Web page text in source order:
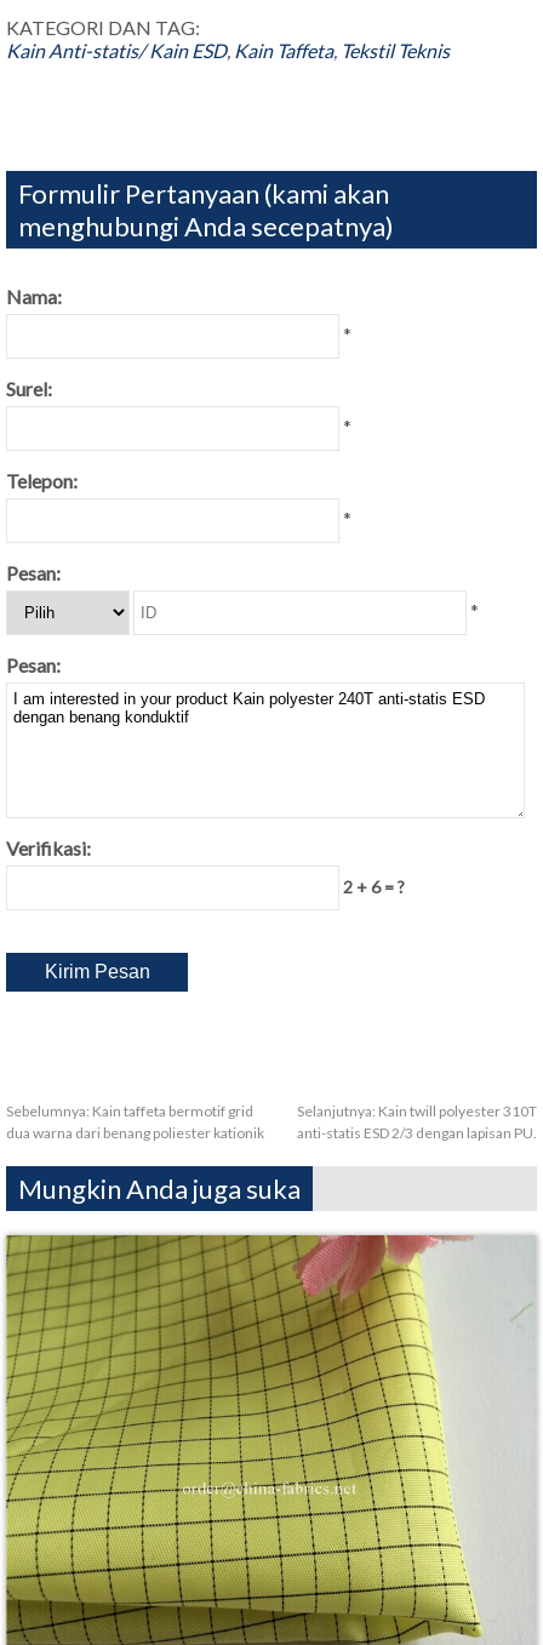
KATEGORI DAN TAG:
Kain Anti-statis/ Kain ESD, Kain Taffeta, Tekstil Teknis
Formulir Pertanyaan (kami akan
menghubungi Anda secepatnya)
Nama:
*
Surel:
*
Telepon:
*
Pesan:
*
Pesan:
Verifikasi:
2 + 6 = ?
Sebelumnya: Kain taffeta bermotif grid
dua warna dari benang poliester kationik
Selanjutnya: Kain twill polyester 310T
anti-statis ESD 2/3 dengan lapisan PU.
Mungkin Anda juga suka